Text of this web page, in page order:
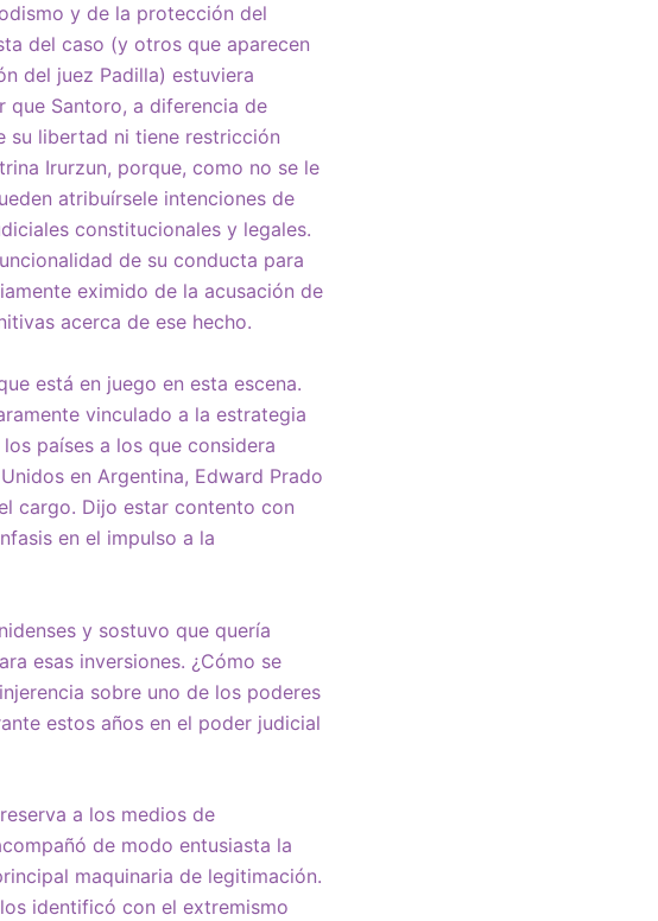
y de la protección del
del caso (y otros que aparecen
del juez Padilla) estuviera
Santoro, a diferencia de
su libertad ni tiene restricción
Irurzun, porque, como no se le
atribuírsele intenciones de
constitucionales y legales.
de su conducta para
eximido de la acusación de
acerca de ese hecho.
está en juego en esta escena.
vinculado a la estrategia
países a los que considera
en Argentina, Edward Prado
cargo. Dijo estar contento con
en el impulso a la
y sostuvo que quería
esas inversiones. ¿Cómo se
sobre uno de los poderes
estos años en el poder judicial
a los medios de
de modo entusiasta la
maquinaria de legitimación.
identificó con el extremismo